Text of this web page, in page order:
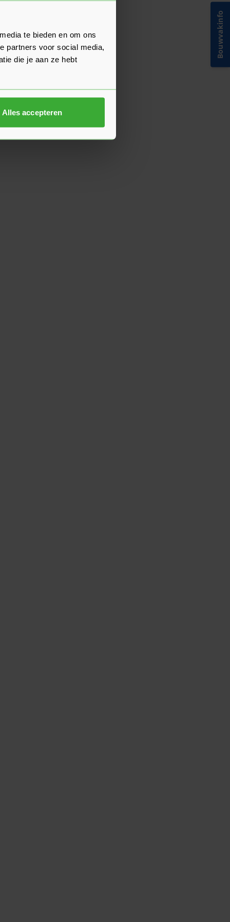
te bieden en om ons
partners voor social media,
die je aan ze hebt
Alles accepteren
Bouwvakinfo